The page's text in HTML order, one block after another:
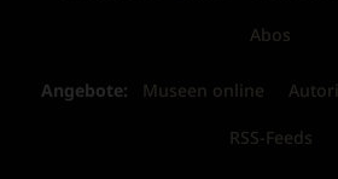
Abos
Angebote: Museen online
RSS-Feeds